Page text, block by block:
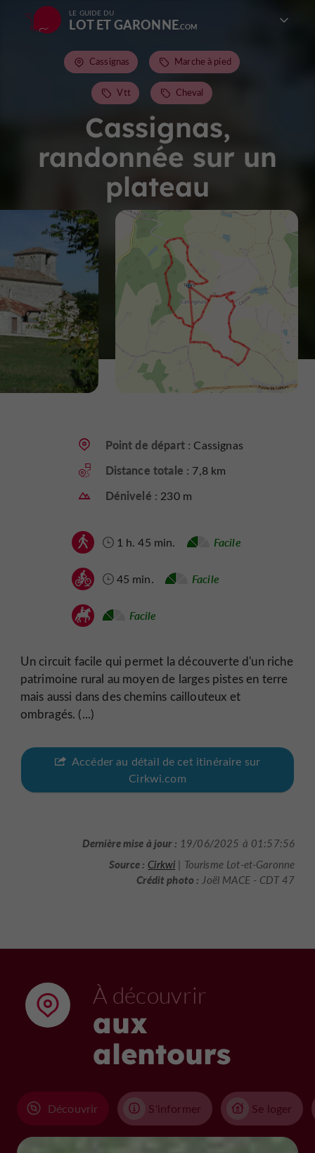
LE GUIDE DU
LOT ET GARONNE
Cassignas,
randonnée sur un
plateau
Cassignas Marche à pied
Vtt Cheval
Point de départ : Cassignas
Distance totale : 7,8 km
Dénivelé : 230 m
1 h. 45 min. Facile
45 min. Facile
Facile
Un circuit facile qui permet la découverte d'un riche
patrimoine rural au moyen de larges pistes en terre
mais aussi dans des chemins caillouteux et
ombragés. (...)
Accéder au détail de cet itinéraire sur
Cirkwi.com
Dernière mise à jour : 19/06/2025 à 01:57:56
Source : Cirkwi | Tourisme Lot-et-Garonne
Crédit photo : Joël MACE - CDT 47
À découvrir
aux
alentours
Découvrir S'informer Se loger